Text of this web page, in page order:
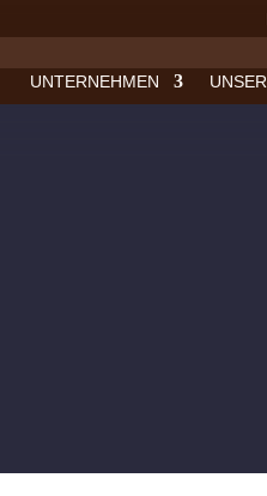
UNTERNEHMEN